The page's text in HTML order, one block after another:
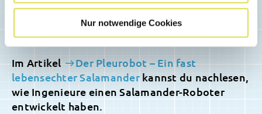
Nur notwendige Cookies
Im Artikel
Der Pleurobot – Ein fast
lebensechter Salamanderkannst du nachlesen,
wie Ingenieure einen Salamander-Roboter
entwickelt haben.